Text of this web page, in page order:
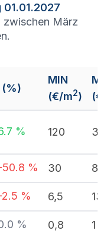
01.01.2027
zwischen März
MIN
(€/m2)
% 120
50.8 % 30 85
% 6,5 13
% 0,8 1